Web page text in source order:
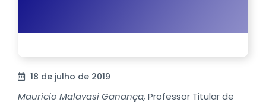
18 de julho de 2019
Mauricio Malavasi Ganança, Professor Titular de